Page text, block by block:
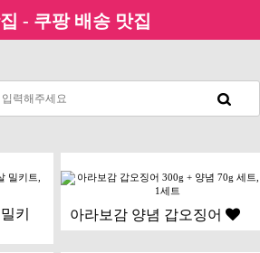
- 쿠팡 배송 맛집
키
아라보감 양념 갑오징어